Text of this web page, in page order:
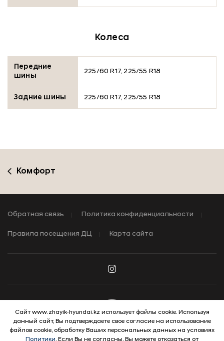
Колеса
Передние
шины
225/60 R17, 225/55 R18
Задние шины 225/60 R17, 225/55 R18
Комфорт
Обратная связь Политика конфиденциальности
Правила посещения ДЦ Карта сайта
© 2026 Hyundai Motor Company
Сайт www.zhayik-hyundai.kz использует файлы cookie. Используя
данный сайт, Вы подтверждаете свое согласие на использование
файлов cookie, обработку Ваших персональных данных на условиях
Политики. Если Вы не согласны, Вы можете отказаться от